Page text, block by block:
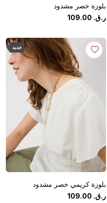
بلوزة خصر مشدود
ر.ق.
109.00
جديد
بلوزة كريمي خصر مشدود
ر.ق.
109.00